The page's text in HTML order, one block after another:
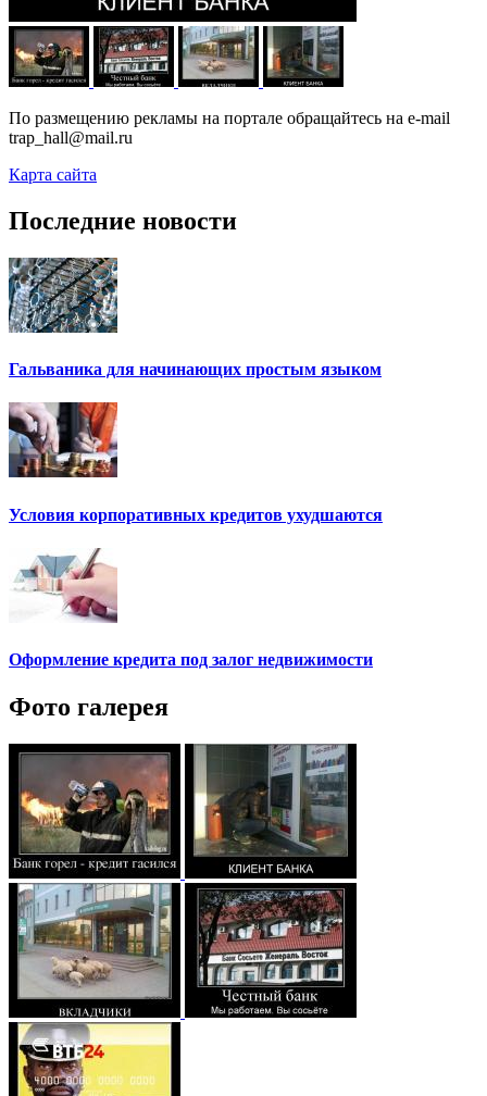
По размещению рекламы на портале обращайтесь на e-mail
trap_hall@mail.ru
Карта сайта
Последние новости
Гальваника для начинающих простым языком
Условия корпоративных кредитов ухудшаются
Оформление кредита под залог недвижимости
Фото галерея